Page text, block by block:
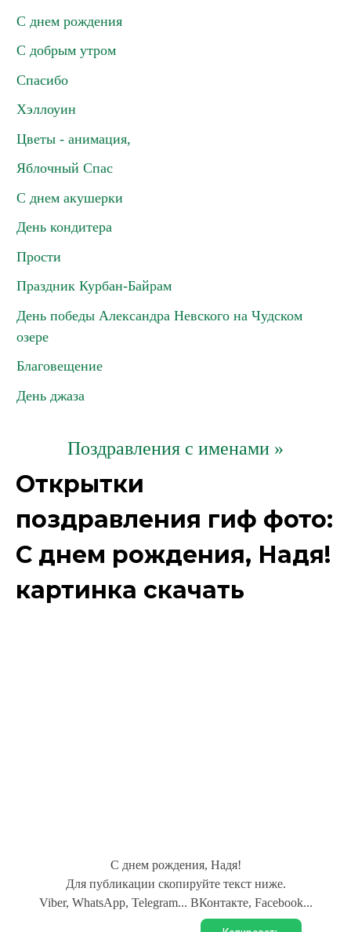
С днем рождения
С добрым утром
Спасибо
Хэллоуин
Цветы - анимация,
Яблочный Спас
С днем акушерки
День кондитера
Прости
Праздник Курбан-Байрам
День победы Александра Невского на Чудском
озере
Благовещение
День джаза
Поздравления с именами »
Открытки
поздравления гиф фото:
С днем рождения, Надя!
картинка скачать
С днем рождения, Надя!
Для публикации скопируйте текст ниже.
Viber, WhatsApp, Telegram... ВКонтакте, Facebook...